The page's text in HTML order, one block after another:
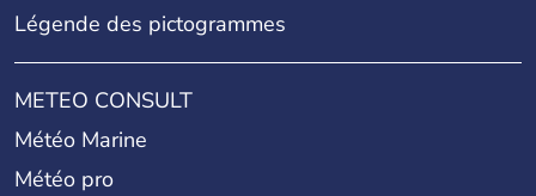
Légende des pictogrammes
METEO CONSULT
Météo Marine
Météo pro